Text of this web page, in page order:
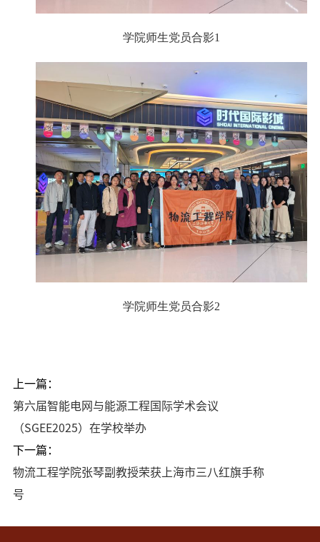
学院师生党员合影1
学院师生党员合影2
上一篇：
第六届智能电网与能源工程国际学术会议
（SGEE2025）在学校举办
下一篇：
物流工程学院张琴副教授荣获上海市三八红旗手称
号